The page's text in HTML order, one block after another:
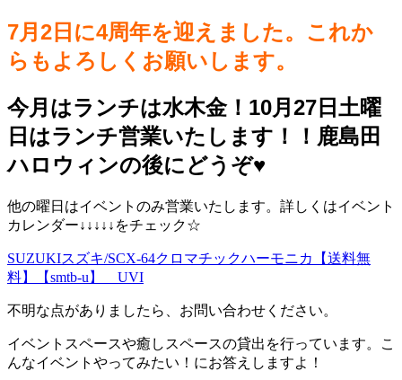
7月2日に4周年を迎えました。これか
らもよろしくお願いします。
今月はランチは水木金！10月27日土曜
日はランチ営業いたします！！鹿島田
ハロウィンの後にどうぞ♥️
他の曜日はイベントのみ営業いたします。詳しくはイベント
カレンダー↓↓↓↓↓をチェック☆
SUZUKIスズキ/SCX-64クロマチックハーモニカ【送料無
料】【smtb-u】 UVI
不明な点がありましたら、お問い合わせください。
イベントスペースや癒しスペースの貸出を行っています。こ
んなイベントやってみたい！にお答えしますよ！